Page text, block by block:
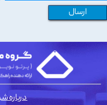
ارسال
درباره